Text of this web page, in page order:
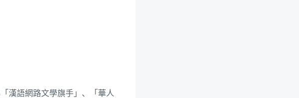
漢語網路文學旗手」、「華人